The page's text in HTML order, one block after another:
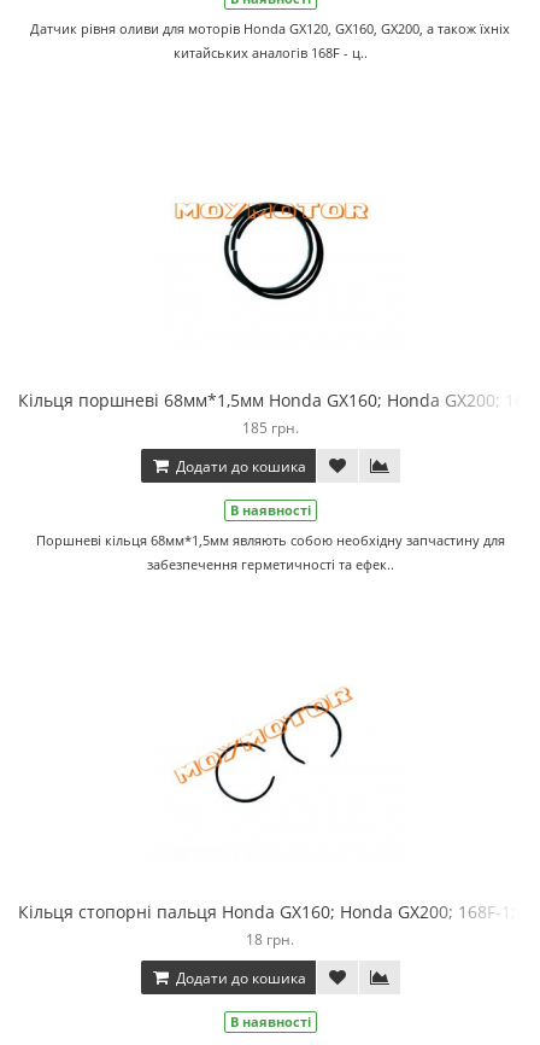
Датчик рівня оливи для моторів Honda GX120, GX160, GX200, а також їхніх
китайських аналогів 168F - ц..
Кільця поршневі 68мм*1,5мм Honda GX160; Honda GX200;
185 грн.
Додати до кошика
В наявності
Поршневі кільця 68мм*1,5мм являють собою необхідну запчастину для
забезпечення герметичності та ефек..
Кільця стопорні пальця Honda GX160; Honda GX200; 168F-1;
18 грн.
Додати до кошика
В наявності